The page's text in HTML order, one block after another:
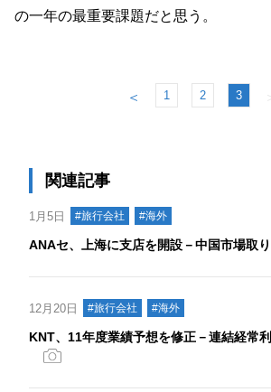
の一年の最重要課題だと思う。
＜ 1 2 3
関連記事
1月5日 #旅行会社 #海外
ANAセ、上海に支店を開設－中国市場取
12月20日 #旅行会社 #海外
KNT、11年度業績予想を修正－連結経常